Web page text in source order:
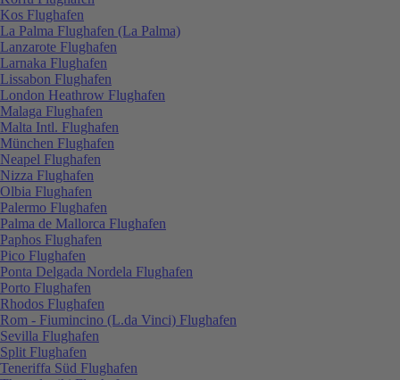
Kos Flughafen
La Palma Flughafen (La Palma)
Lanzarote Flughafen
Larnaka Flughafen
Lissabon Flughafen
London Heathrow Flughafen
Malaga Flughafen
Malta Intl. Flughafen
München Flughafen
Neapel Flughafen
Nizza Flughafen
Olbia Flughafen
Palermo Flughafen
Palma de Mallorca Flughafen
Paphos Flughafen
Pico Flughafen
Ponta Delgada Nordela Flughafen
Porto Flughafen
Rhodos Flughafen
Rom - Fiumincino (L.da Vinci) Flughafen
Sevilla Flughafen
Split Flughafen
Teneriffa Süd Flughafen